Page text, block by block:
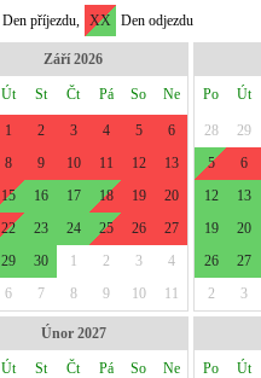
Den příjezdu, XX Den odjezdu
Září 2026
Út St Čt Pá So Ne
1 2 3 4 5
6
8 9 10 11 12
13
15 16 17 18 19
20
22 23 24 25 26
27
29 30 1 2 3
4
6 7 8 9 10 11
Po Út
28
29
5
6
12
13
19
20
26
27
2
3
Únor 2027
Út St Čt Pá So Ne Po Út